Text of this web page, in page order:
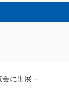
に出展－